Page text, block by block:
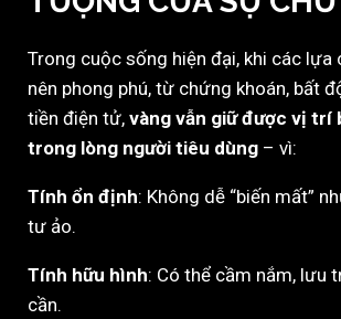
Trong cuộc sống hiện đại, khi các
nên phong phú, từ chứng khoán, bất
tiền điện tử, vàng vẫn giữ được vị trí
trong lòng người tiêu dùng – vì:
Tính ổn định: Không dễ “biến mất”
tư ảo.
Tính hữu hình: Có thể cầm nắm, lưu
cần.